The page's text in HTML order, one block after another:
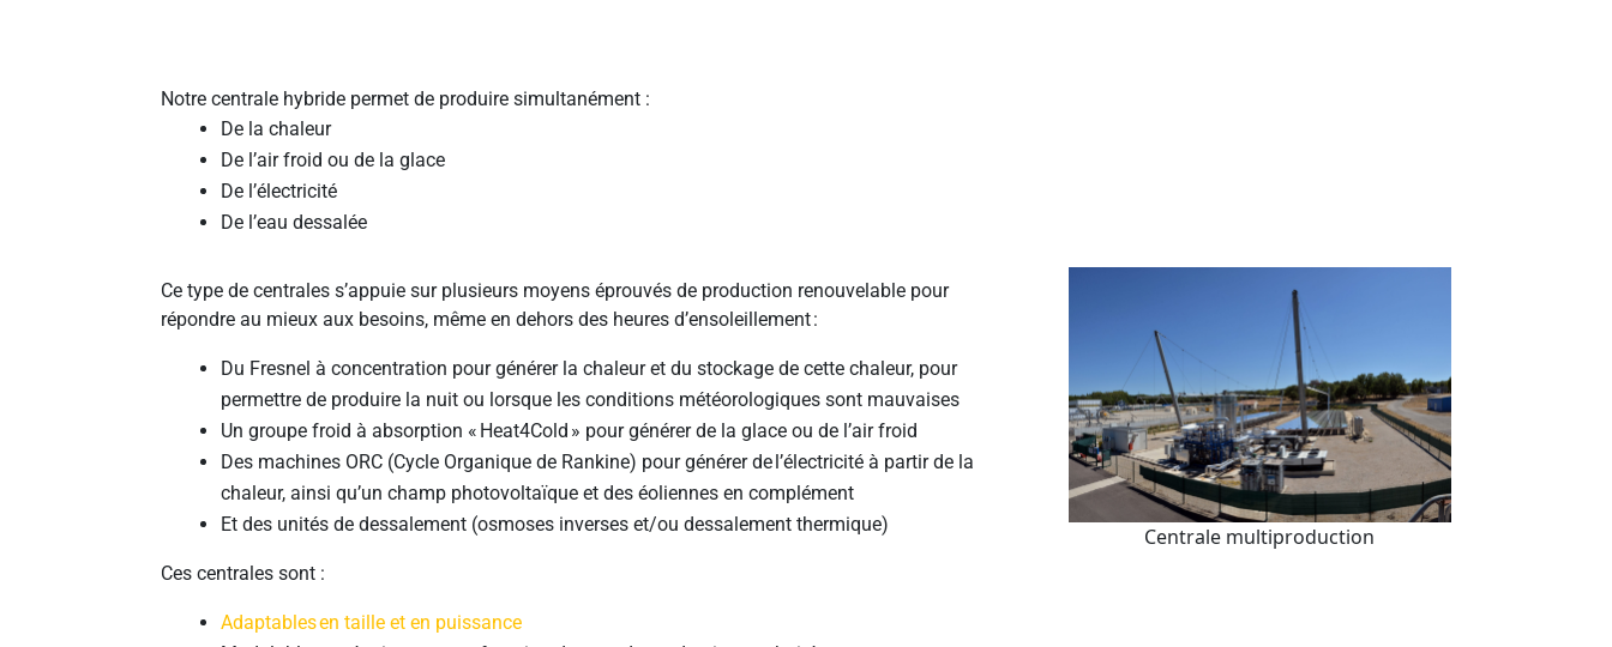
Notre centrale hybride permet de produire simultanément :
De la chaleur
De l’air froid ou de la glace
De l’électricité
De l’eau dessalée
Ce type de centrales s’appuie sur plusieurs moyens éprouvés de production renouvelable pour
répondre au mieux aux besoins, même en dehors des heures d’ensoleillement:
Du Fresnel à concentration pour générer la chaleur et du stockage de cette chaleur, pour
permettre de produire la nuit ou lorsque les conditions météorologiques sont mauvaises
Un groupe froid à absorption « Heat4Cold » pour générer de la glace ou de l’air froid
Des machines ORC (Cycle Organique de Rankine) pour générer de l’électricité à partir de la
chaleur, ainsi qu’un champ photovoltaïque et des éoliennes en complément
Et des unités de dessalement (osmoses inverses et/ou dessalement thermique)
Ces centrales sont :
Adaptablesen taille et en puissance
Centrale multiproduction